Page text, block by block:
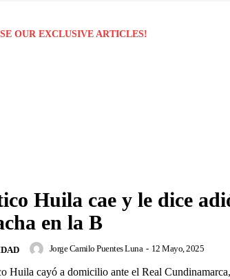
OUR EXCLUSIVE ARTICLES!
Huila cae y le dice
en la B
Jorge Camilo Puentes Luna - 12 Mayo, 2025
Huila cayó a domicilio ante el Real Cundinamarca,